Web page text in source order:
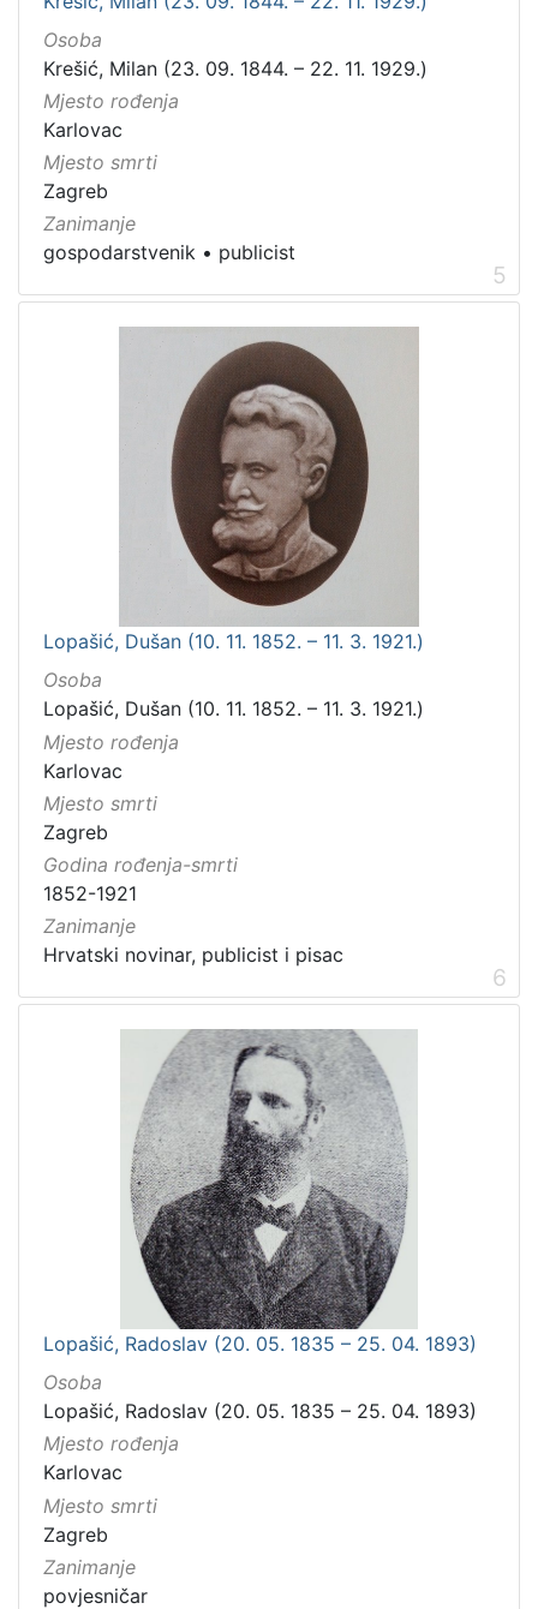
Osoba
Krešić, Milan (23. 09. 1844. – 22. 11. 1929.)
Mjesto rođenja
Karlovac
Mjesto smrti
Zagreb
Zanimanje
gospodarstvenik • publicist
5
Lopašić, Dušan (10. 11. 1852. – 11. 3. 1921.)
Osoba
Lopašić, Dušan (10. 11. 1852. – 11. 3. 1921.)
Mjesto rođenja
Karlovac
Mjesto smrti
Zagreb
Godina rođenja-smrti
1852-1921
Zanimanje
Hrvatski novinar, publicist i pisac
6
Lopašić, Radoslav (20. 05. 1835 – 25. 04. 1893)
Osoba
Lopašić, Radoslav (20. 05. 1835 – 25. 04. 1893)
Mjesto rođenja
Karlovac
Mjesto smrti
Zagreb
Zanimanje
povjesničar